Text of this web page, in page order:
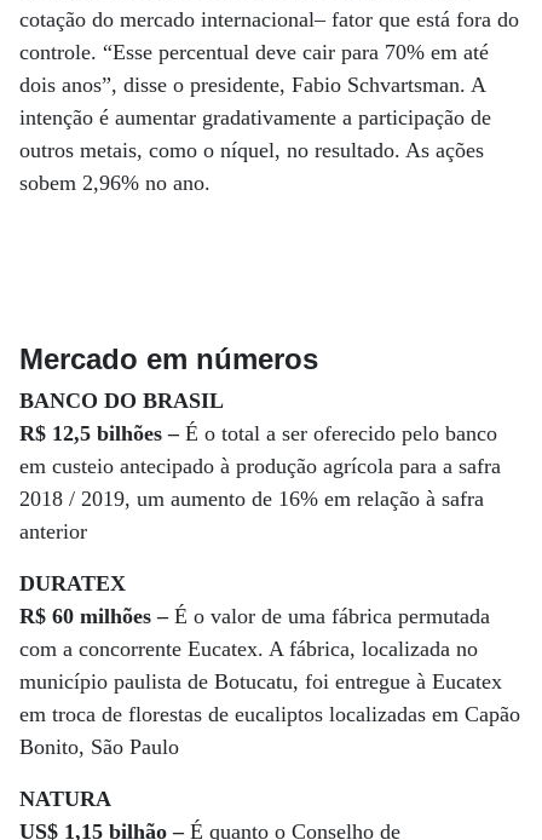
cotação do mercado internacional– fator que está fora do
controle. “Esse percentual deve cair para 70% em até
dois anos”, disse o presidente, Fabio Schvartsman. A
intenção é aumentar gradativamente a participação de
outros metais, como o níquel, no resultado. As ações
sobem 2,96% no ano.
Mercado em números
BANCO DO BRASIL
R$ 12,5 bilhões –É o total a ser oferecido pelo banco
em custeio antecipado à produção agrícola para a safra
2018 / 2019, um aumento de 16% em relação à safra
anterior
DURATEX
R$ 60 milhões –É o valor de uma fábrica permutada
com a concorrente Eucatex. A fábrica, localizada no
município paulista de Botucatu, foi entregue à Eucatex
em troca de florestas de eucaliptos localizadas em Capão
Bonito, São Paulo
NATURA
US$ 1,15 bilhão –É quanto o Conselho de